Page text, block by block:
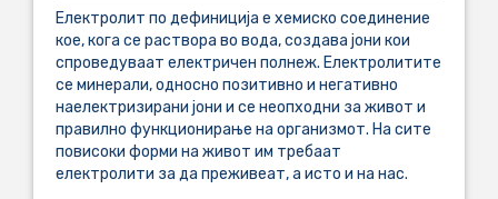
Електролит по дефиниција е хемиско соединение
кое, кога се раствора во вода, создава јони кои
спроведуваат електричен полнеж. Електролитите
се минерали, односно позитивно и негативно
наелектризирани јони и се неопходни за живот и
правилно функционирање на организмот. На сите
повисоки форми на живот им требаат
електролити за да преживеат, а исто и на нас.